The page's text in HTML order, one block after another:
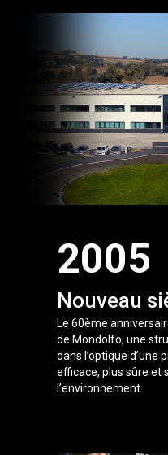
2005
Nouveau
Le 60ème
de Mondolfo, une
dans l’optique d’une
efficace, plus sûre et
l’environnement.